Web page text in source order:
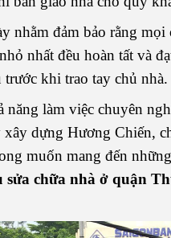
nhằm đảm bảo rằng mọi
nhất đều hoàn tất và
trước khi trao tay chủ nhà.
năng làm việc chuyên
xây dựng Hương Chiến,
muốn mang đến
sửa chữa nhà ở quận